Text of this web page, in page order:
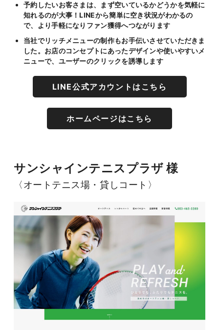
予約したいお客さまは、まず空いているかどうかを気軽に
知れるのが大事！LINEから簡単に空き状況がわかるの
で、より手軽になりファン獲得へつながります
当社でリッチメニューの制作もお手伝いさせていただきま
した。お店のコンセプトにあったデザインや使いやすいメ
ニューで、ユーザーのクリックを誘導します
LINE公式アカウントはこちら
ホームページはこちら
サンシャインテニスプラザ 様
〈オートテニス場・貸しコート〉